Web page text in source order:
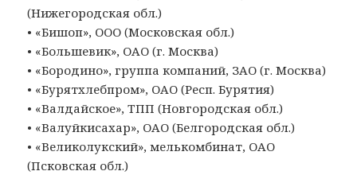
(Нижегородская обл.)
• «Бишоп», ООО (Московская обл.)
• «Большевик», ОАО (г. Москва)
• «Бородино», группа компаний, ЗАО (г. Москва)
• «Бурятхлебпром», ОАО (Респ. Бурятия)
• «Валдайское», ТПП (Новгородская обл.)
• «Валуйкисахар», ОАО (Белгородская обл.)
• «Великолукский», мелькомбинат, ОАО
(Псковская обл.)